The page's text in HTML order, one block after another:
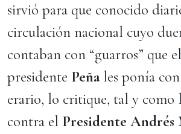
sirvió para que conocido
circulación nacional cuyo
contaban con “guarros” que
presidente Peñales ponía
erario, lo critique, tal y como
contra el Presidente Andrés